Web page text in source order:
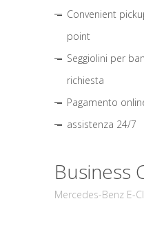
Convenient
point
Seggiolini per
richiesta
Pagamento
assistenza 24/7
Business
Mercedes-Benz E-